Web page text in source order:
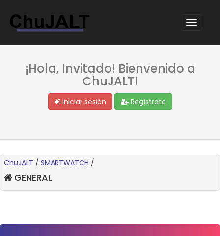
¡Hola, Invitado! Bienvenido a
ChuJALT!
Iniciar sesión Regístrate
ChuJALT / SMARTWATCH /
GENERAL